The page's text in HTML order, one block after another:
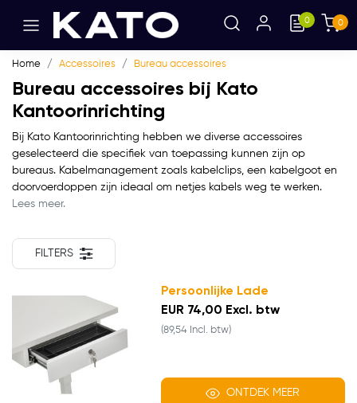
0 0
Home Accessoires Bureau accessoires
Bureau accessoires bij Kato
Kantoorinrichting
Bij Kato Kantoorinrichting hebben we diverse accessoires
geselecteerd die specifiek van toepassing kunnen zijn op
bureaus. Kabelmanagement zoals kabelclips, een kabelgoot en
doorvoerdoppen zijn ideaal om netjes kabels weg te werken.
Lees meer.
FILTERS
Persoonlijke Lade
EUR 74,00 Excl. btw
(89,54 Incl. btw)
ONTDEK MEER